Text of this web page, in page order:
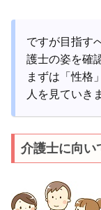
ですが目指す
護士の姿を確
まずは「性格
人を見ていき
介護士に向い